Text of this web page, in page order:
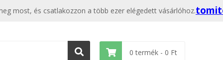
most, és csatlakozzon a több ezer elégedett vásárlóhoz.
0 termék - 0 Ft